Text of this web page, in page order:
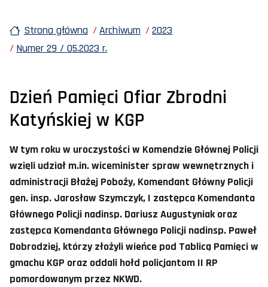
Strona główna Archiwum
2023
Numer 29 / 05.2023 r.
Dzień Pamięci Ofiar Zbrodni
Katyńskiej w KGP
W tym roku w uroczystości w Komendzie Głównej Policji
wzięli udział m.in. wiceminister spraw wewnętrznych i
administracji Błażej Poboży, Komendant Główny Policji
gen. insp. Jarosław Szymczyk, I zastępca Komendanta
Głównego Policji nadinsp. Dariusz Augustyniak oraz
zastępca Komendanta Głównego Policji nadinsp. Paweł
Dobrodziej, którzy złożyli wieńce pod Tablicą Pamięci w
gmachu KGP oraz oddali hołd policjantom II RP
pomordowanym przez NKWD.